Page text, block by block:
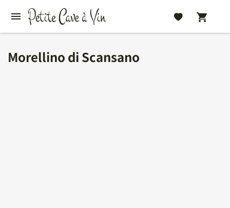
Morellino di Scansano